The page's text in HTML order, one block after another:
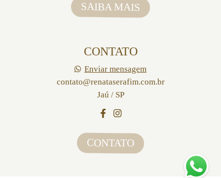
SAIBA MAIS
CONTATO
Enviar mensagem
contato@renataserafim.com.br
Jaú / SP
CONTATO